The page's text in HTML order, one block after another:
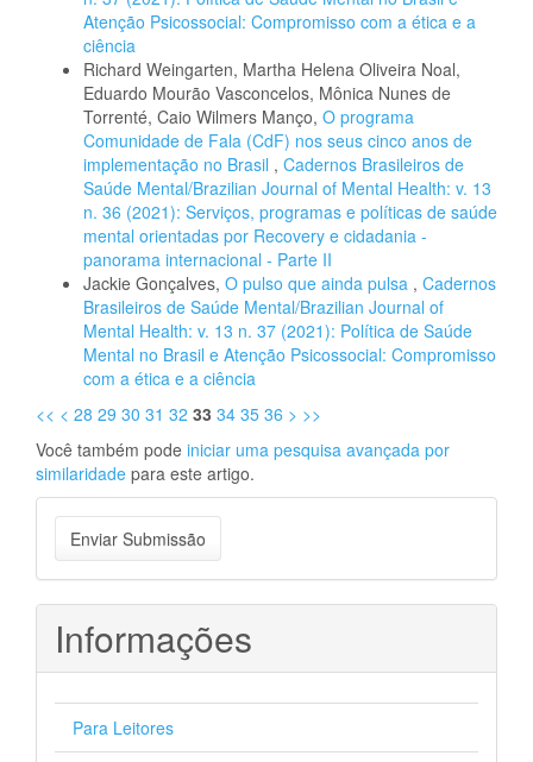
Atenção Psicossocial: Compromisso com a ética e a
ciência
Richard Weingarten, Martha Helena Oliveira Noal,
Eduardo Mourão Vasconcelos, Mônica Nunes de
Torrenté, Caio Wilmers Manço, O programa
Comunidade de Fala (CdF) nos seus cinco anos de
implementação no Brasil , Cadernos Brasileiros de
Saúde Mental/Brazilian Journal of Mental Health: v. 13
n. 36 (2021): Serviços, programas e políticas de saúde
mental orientadas por Recovery e cidadania -
panorama internacional - Parte II
Jackie Gonçalves, O pulso que ainda pulsa , Cadernos
Brasileiros de Saúde Mental/Brazilian Journal of
Mental Health: v. 13 n. 37 (2021): Política de Saúde
Mental no Brasil e Atenção Psicossocial: Compromisso
com a ética e a ciência
<< < 28 29 30 31 32 33 34 35 36 > >>
Você também pode iniciar uma pesquisa avançada por
similaridade para este artigo.
Enviar
Submissão
Enviar Submissão
Informações
Para Leitores